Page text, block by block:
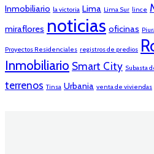
Inmobiliario la victoria Lima Lima Sur lince
miraflores noticias oficinas
Proyectos Residenciales registros de predios
Inmobiliario Smart City Subasta
terrenos Tinsa Urbania venta de viviendas